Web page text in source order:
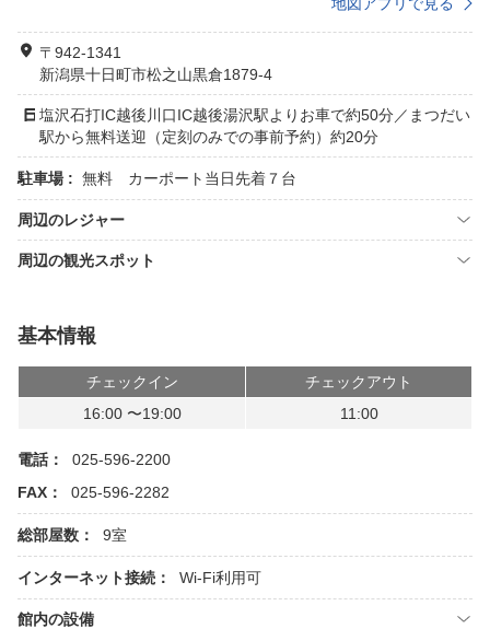
〒942-1341
新潟県十日町市松之山黒倉1879-4
塩沢石打IC越後川口IC越後湯沢駅よりお車で約50分／まつだい
駅から無料送迎（定刻のみでの事前予約）約20分
駐車場 : 無料 カーポート当日先着７台
周辺のレジャー
周辺の観光スポット
基本情報
チェックイン
チェックアウト
16:00 〜19:00
11:00
電話：
025-596-2200
FAX：
025-596-2282
総部屋数： 9室
インターネット接続： Wi-Fi利用可
館内の設備